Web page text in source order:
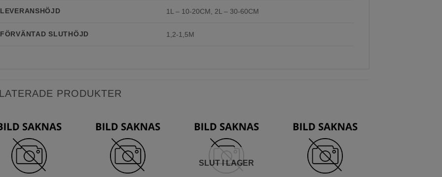
LEVERANSHÖJD 1L – 10-20CM, 2L – 30-60CM
FÖRVÄNTAD SLUTHÖJD 1,2-1,5M
PRODUKTER
önskelista
önskelista
önskelista
SLUT I LAGER
önskelista